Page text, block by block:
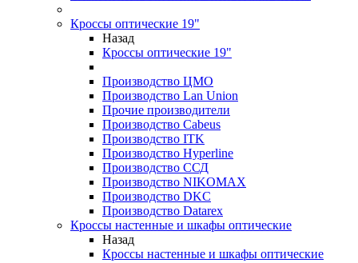
Кроссы оптические 19"
Назад
Кроссы оптические 19"
Производство ЦМО
Производство Lan Union
Прочие производители
Производство Cabeus
Производство ITK
Производство Hyperline
Производство ССД
Производство NIKOMAX
Производство DKC
Производство Datarex
Кроссы настенные и шкафы оптические
Назад
Кроссы настенные и шкафы оптические